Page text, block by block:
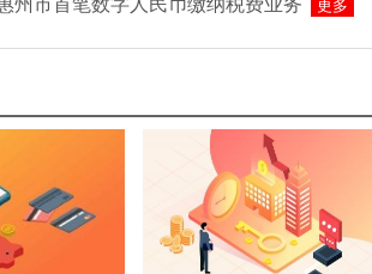
州市首笔数字人民币缴纳税费业务 更多